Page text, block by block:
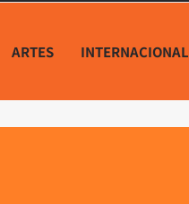
ARTES INTERNACIONAL